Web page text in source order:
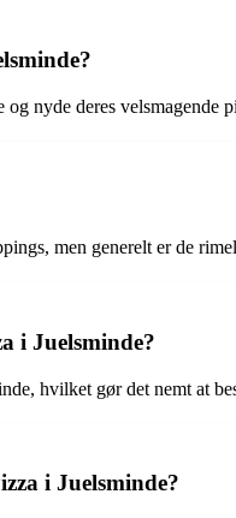
nyde deres velsmagende
men generelt er de
i Juelsminde?
hvilket gør det nemt at
i Juelsminde?